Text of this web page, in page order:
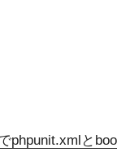
phpunit.xmlと